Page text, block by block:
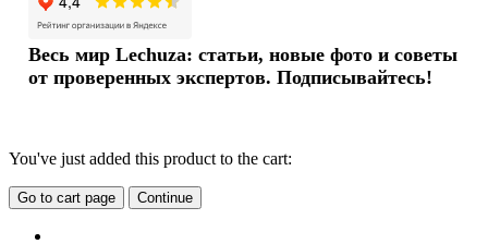
Весь мир Lechuza: статьи, новые фото и советы
от проверенных экспертов. Подписывайтесь!
You've just added this product to the cart:
Go to cart page Continue